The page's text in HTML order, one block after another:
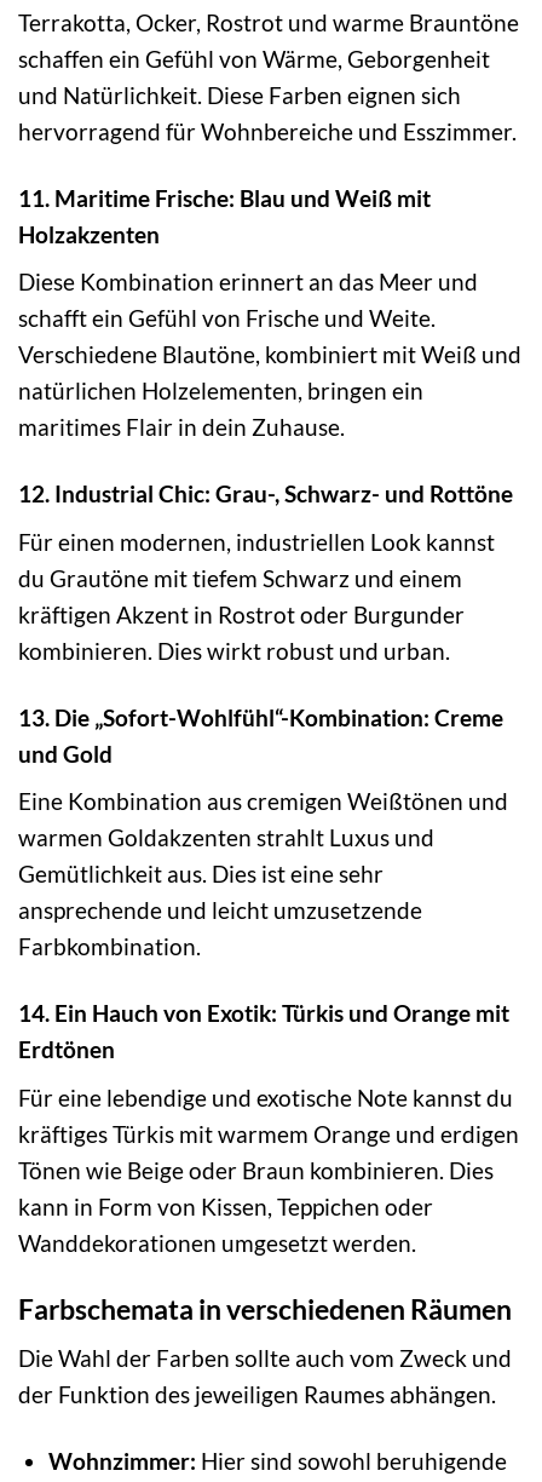
Terrakotta, Ocker, Rostrot und warme Brauntöne
schaffen ein Gefühl von Wärme, Geborgenheit
und Natürlichkeit. Diese Farben eignen sich
hervorragend für Wohnbereiche und Esszimmer.
11. Maritime Frische: Blau und Weiß mit
Holzakzenten
Diese Kombination erinnert an das Meer und
schafft ein Gefühl von Frische und Weite.
Verschiedene Blautöne, kombiniert mit Weiß und
natürlichen Holzelementen, bringen ein
maritimes Flair in dein Zuhause.
12. Industrial Chic: Grau-, Schwarz- und Rottöne
Für einen modernen, industriellen Look kannst
du Grautöne mit tiefem Schwarz und einem
kräftigen Akzent in Rostrot oder Burgunder
kombinieren. Dies wirkt robust und urban.
13. Die „Sofort-Wohlfühl“-Kombination: Creme
und Gold
Eine Kombination aus cremigen Weißtönen und
warmen Goldakzenten strahlt Luxus und
Gemütlichkeit aus. Dies ist eine sehr
ansprechende und leicht umzusetzende
Farbkombination.
14. Ein Hauch von Exotik: Türkis und Orange mit
Erdtönen
Für eine lebendige und exotische Note kannst du
kräftiges Türkis mit warmem Orange und erdigen
Tönen wie Beige oder Braun kombinieren. Dies
kann in Form von Kissen, Teppichen oder
Wanddekorationen umgesetzt werden.
Farbschemata in verschiedenen Räumen
Die Wahl der Farben sollte auch vom Zweck und
der Funktion des jeweiligen Raumes abhängen.
Wohnzimmer: Hier sind sowohl beruhigende